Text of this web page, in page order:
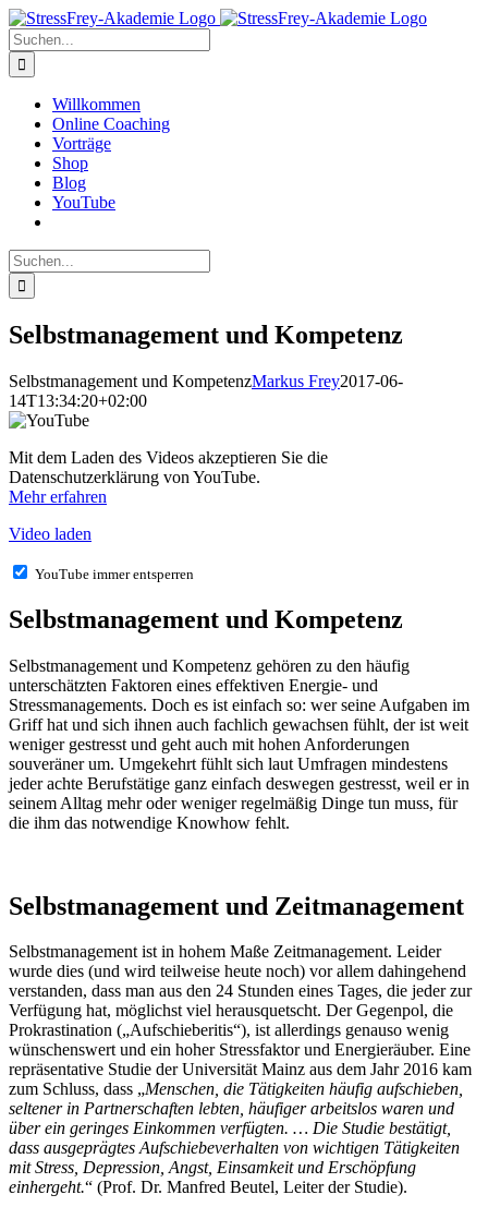
Zum
Inhalt
springen
Suche
nach:
Willkommen
Online Coaching
Vorträge
Shop
Blog
YouTube
Suche
nach:
Selbstmanagement und Kompetenz
Selbstmanagement und KompetenzMarkus Frey2017-06-
14T13:34:20+02:00
Mit dem Laden des Videos akzeptieren Sie die
Datenschutzerklärung von YouTube.
Mehr erfahren
Video laden
YouTube immer entsperren
Selbstmanagement und Kompetenz
Selbstmanagement und Kompetenz gehören zu den häufig
unterschätzten Faktoren eines effektiven Energie- und
Stressmanagements. Doch es ist einfach so: wer seine Aufgaben im
Griff hat und sich ihnen auch fachlich gewachsen fühlt, der ist weit
weniger gestresst und geht auch mit hohen Anforderungen
souveräner um. Umgekehrt fühlt sich laut Umfragen mindestens
jeder achte Berufstätige ganz einfach deswegen gestresst, weil er in
seinem Alltag mehr oder weniger regelmäßig Dinge tun muss, für
die ihm das notwendige Knowhow fehlt.
Selbstmanagement und Zeitmanagement
Selbstmanagement ist in hohem Maße Zeitmanagement. Leider
wurde dies (und wird teilweise heute noch) vor allem dahingehend
verstanden, dass man aus den 24 Stunden eines Tages, die jeder zur
Verfügung hat, möglichst viel herausquetscht. Der Gegenpol, die
Prokrastination („Aufschieberitis“), ist allerdings genauso wenig
wünschenswert und ein hoher Stressfaktor und Energieräuber. Eine
repräsentative Studie der Universität Mainz aus dem Jahr 2016 kam
zum Schluss, dass „Menschen, die Tätigkeiten häufig aufschieben,
seltener in Partnerschaften lebten, häufiger arbeitslos waren und
über ein geringes Einkommen verfügten. … Die Studie bestätigt,
dass ausgeprägtes Aufschiebeverhalten von wichtigen Tätigkeiten
mit Stress, Depression, Angst, Einsamkeit und Erschöpfung
einhergeht.“ (Prof. Dr. Manfred Beutel, Leiter der Studie).